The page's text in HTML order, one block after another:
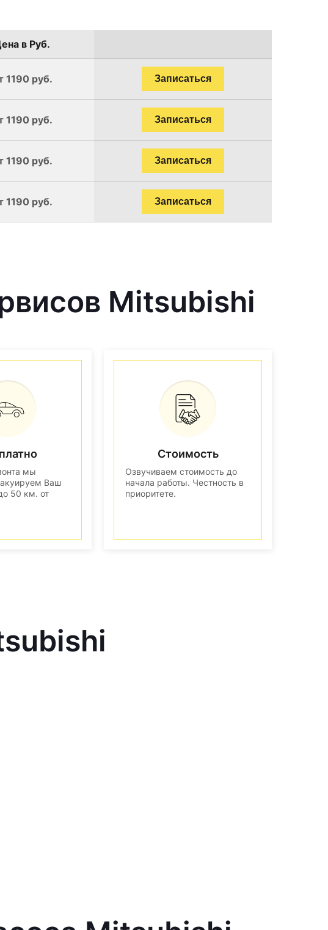
в Руб.
1190 руб. Записаться
1190 руб. Записаться
1190 руб. Записаться
1190 руб. Записаться
Mitsubishi
мы
Ваш
50 км. от
Стоимость
Озвучиваем стоимость до
начала работы. Честность в
приоритете.